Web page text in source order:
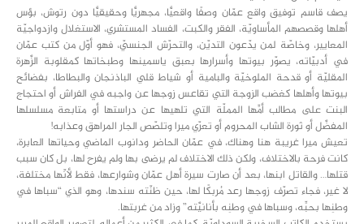
يصف قاسم توفيق واقع عمّان وصفًا واقعيًّا، مجهريًّا وحقيقيًّا دون رتوش، بؤس
أهلها وقصصهم المأساويّة، الفقر والكبت، الفساد المستشري، الاستغلال وازدواجيّة
المعايير، وخاصّة لمن يدّعون التديّن، والتحرّش الجنسيّ، فهو أوّل من كتب عمّان
في أدبيّاته، يصوّر بيوتها وأسرارها بعبق ياسمينها وطبخاتها كمقلوبة الزَّهرة
المقليّة أو قدحة الملوخيّة والبامية أو شياط قلي الباذنجان والبطاطا، بفضائح
بيوتها وأهلها كغضب الزوجة التي تقاعس زوجها عن واجبه في الفراش أو احتجاج
البنت على مطالب أمِّها المملّة التي تلهيها عن دراستها أو متابعة مسلسلها
المفضَّل أو ثورة الشاب المحروم أو تعرّي ميرا وتلصّص الجار المراهق وعذابه!
تعيش ميرا غريبة هنا وهناك، في عمّان الحاضر ودانوب الماضي وحياتها العابرة،
كانت فرحة بالاختلاف، ولكن ذلك الاختلاف لم يرضى بها ولم يفرح لها، بل كان سبب
قتلها… والقاتل ابنها، بعد أن صارت سيرة أهل عمّان وشوارعها، فقط لأنّها مختلفة،
لا غير، فجاء تصرّف زوجها رعد مُربكًا لها، حين ظنّته سندها، وهو الذي “سباها في
وطنِها بحبِّه، وسباها في وطنِه بأنانيَّته” وزاد من غربتها.